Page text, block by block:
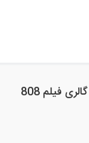
جوشکاری...
گالری فیلم 808